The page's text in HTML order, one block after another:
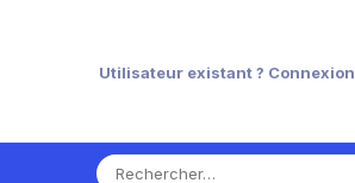
Utilisateur existant ? Connexion